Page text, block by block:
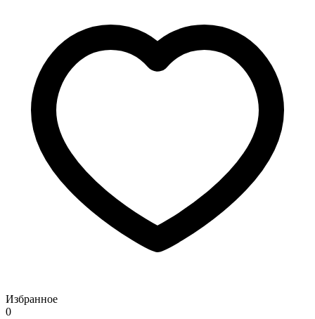
Избранное
0